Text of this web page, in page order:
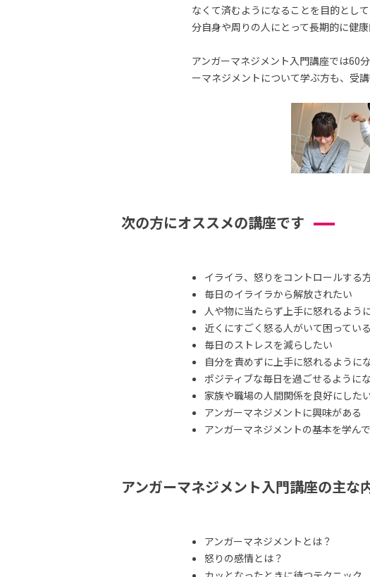
なくて済むようになることを目的とし
分自身や周りの人にとって長期的に健
アンガーマネジメント入門講座では60
ーマネジメントについて学ぶ方も、受
次の方にオススメの講座です
イライラ、怒りをコントロールする
毎日のイライラから解放されたい
人や物に当たらず上手に怒れるよう
近くにすごく怒る人がいて困っている
毎日のストレスを減らしたい
自分を責めずに上手に怒れるように
ポジティブな毎日を過ごせるように
家族や職場の人間関係を良好にした
アンガーマネジメントに興味がある
アンガーマネジメントの基本を学ん
アンガーマネジメント入門講座の主な
アンガーマネジメントとは？
怒りの感情とは？